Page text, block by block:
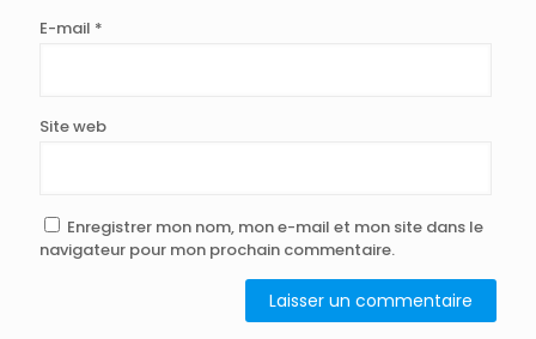
E-mail *
Site web
Enregistrer mon nom, mon e-mail et mon site dans le
navigateur pour mon prochain commentaire.